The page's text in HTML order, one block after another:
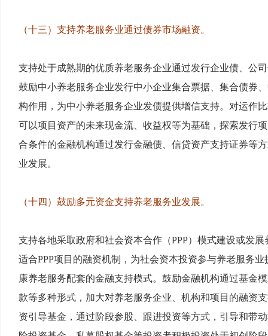
（十三）支持养老服务业通过债券市场融资。
支持处于成熟期的优质养老服务企业通过发行企业债、公
鼓励中小养老服务企业发行中小企业集合票据、集合债券
构作用，为中小养老服务企业发债提供增信支持。对运作
可以项目资产的未来现金流、收益权等为基础，探索发行
合条件的金融机构通过发行金融债、信贷资产支持证券等
业发展。
（十四）鼓励多元资金支持养老服务业发展。
支持各地采取政府和社会资本合作（PPP）模式建设或发
适合PPP项目的融资机制，为社会资本投资参与养老服务
康养老服务配套的金融支持模式。鼓励金融机构通过基金
款等多种形式，加大对养老服务企业、机构和项目的融资
资引导基金，通过阶段参股、跟进投资等方式，引导和带